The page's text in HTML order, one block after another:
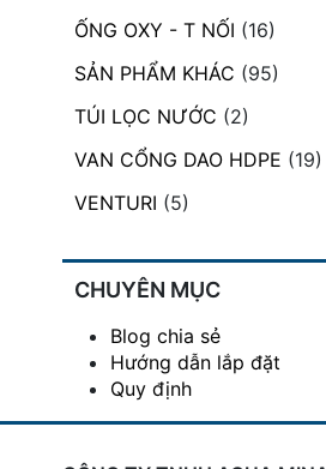
ỐNG OXY - T NỐI (16)
SẢN PHẨM KHÁC (95)
TÚI LỌC NƯỚC (2)
VAN CỔNG DAO HDPE (19)
VENTURI (5)
CHUYÊN MỤC
Blog chia sẻ
Hướng dẫn lắp đặt
Quy định